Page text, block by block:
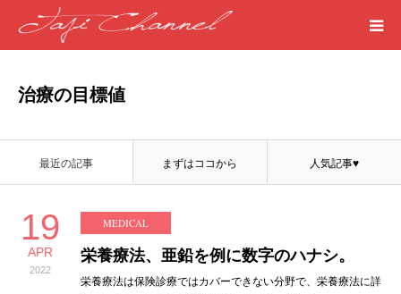
治療の目標値
最近の記事 まずはココから 人気記事♥
19
APR
2022
MEDICAL
栄養療法、亜鉛を例に数字のハナシ。
栄養療法は保険診療ではカバーできない分野で、栄養療法に詳
SEASIDE
ART